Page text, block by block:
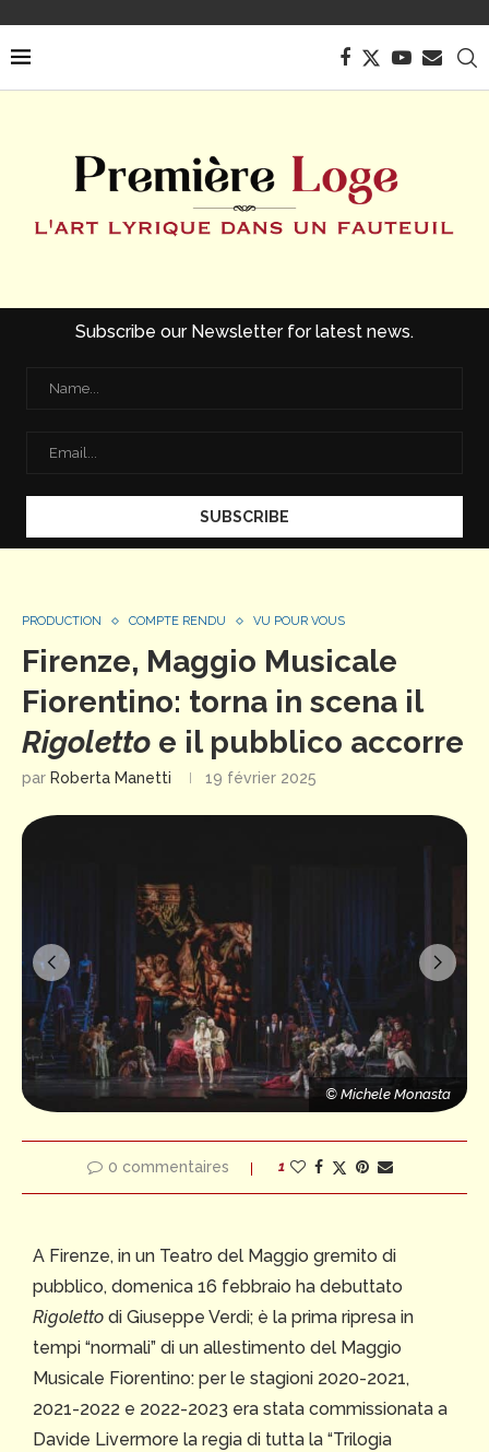
Subscribe our Newsletter for latest news.
PRODUCTION COMPTE RENDU VU POUR VOUS
Firenze, Maggio Musicale
Fiorentino: torna in scena il
Rigoletto e il pubblico accorre
par Roberta Manetti 19 février 2025
© Michele Monasta
© Michele Monasta
0 commentaires 1
A Firenze, in un Teatro del Maggio gremito di
pubblico, domenica 16 febbraio ha debuttato
Rigoletto di Giuseppe Verdi; è la prima ripresa in
tempi “normali” di un allestimento del Maggio
Musicale Fiorentino: per le stagioni 2020-2021,
2021-2022 e 2022-2023 era stata commissionata a
Davide Livermore la regia di tutta la “Trilogia